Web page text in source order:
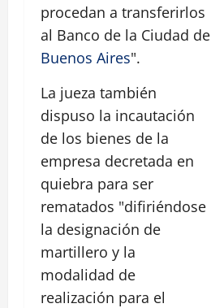
procedan a transferirlos
al Banco de la Ciudad de
Buenos Aires".
La jueza también
dispuso la incautación
de los bienes de la
empresa decretada en
quiebra para ser
rematados "difiriéndose
la designación de
martillero y la
modalidad de
realización para el